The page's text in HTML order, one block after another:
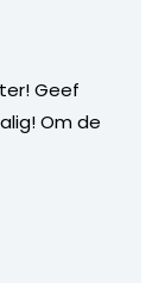
Geef
Om de